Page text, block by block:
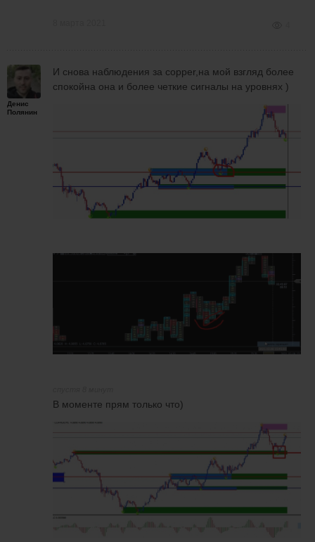
Денис
Полянин
И снова наблюдения за copper,на мой взгляд более
спокойна она и более четкие сигналы на уровнях )
В моменте прям только что)